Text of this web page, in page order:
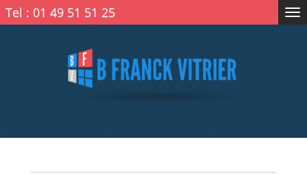
Tel : 01 49 51 51 25